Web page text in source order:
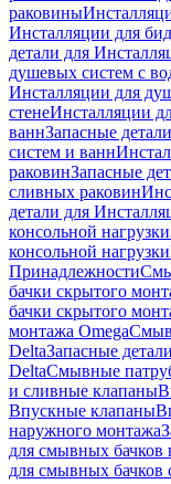
раковины
Инсталляции для
детали для
душевых систем с
Инсталляции для
стенеИнсталляции
ваннЗапасные
систем и ванн
раковинЗапасные
сливных раковин
детали для
консольной нагрузки
консольной нагрузки
Принадлежности
бачки скрытого
бачки скрытого
монтажа Omega
DeltaЗапасные
DeltaСмывные
и сливные клапаны
Впускные клапаны
наружного монтажа
для смывных бачков
для смывных бачков